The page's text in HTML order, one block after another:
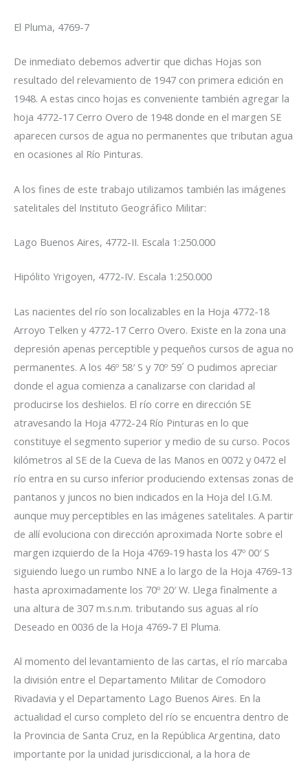
El Pluma, 4769-7
De inmediato debemos advertir que dichas Hojas son
resultado del relevamiento de 1947 con primera edición en
1948. A estas cinco hojas es conveniente también agregar la
hoja 4772-17 Cerro Overo de 1948 donde en el margen SE
aparecen cursos de agua no permanentes que tributan agua
en ocasiones al Río Pinturas.
A los fines de este trabajo utilizamos también las imágenes
satelitales del Instituto Geográfico Militar:
Lago Buenos Aires, 4772-II. Escala 1:250.000
Hipólito Yrigoyen, 4772-IV. Escala 1:250.000
Las nacientes del río son localizables en la Hoja 4772-18
Arroyo Telken y 4772-17 Cerro Overo. Existe en la zona una
depresión apenas perceptible y pequeños cursos de agua no
permanentes. A los 46º 58′ S y 70º 59´ O pudimos apreciar
donde el agua comienza a canalizarse con claridad al
producirse los deshielos. El río corre en dirección SE
atravesando la Hoja 4772-24 Río Pinturas en lo que
constituye el segmento superior y medio de su curso. Pocos
kilómetros al SE de la Cueva de las Manos en 0072 y 0472 el
río entra en su curso inferior produciendo extensas zonas de
pantanos y juncos no bien indicados en la Hoja del I.G.M.
aunque muy perceptibles en las imágenes satelitales. A partir
de allí evoluciona con dirección aproximada Norte sobre el
margen izquierdo de la Hoja 4769-19 hasta los 47º 00′ S
siguiendo luego un rumbo NNE a lo largo de la Hoja 4769-13
hasta aproximadamente los 70º 20′ W. Llega finalmente a
una altura de 307 m.s.n.m. tributando sus aguas al río
Deseado en 0036 de la Hoja 4769-7 El Pluma.
Al momento del levantamiento de las cartas, el río marcaba
la división entre el Departamento Militar de Comodoro
Rivadavia y el Departamento Lago Buenos Aires. En la
actualidad el curso completo del río se encuentra dentro de
la Provincia de Santa Cruz, en la República Argentina, dato
importante por la unidad jurisdiccional, a la hora de